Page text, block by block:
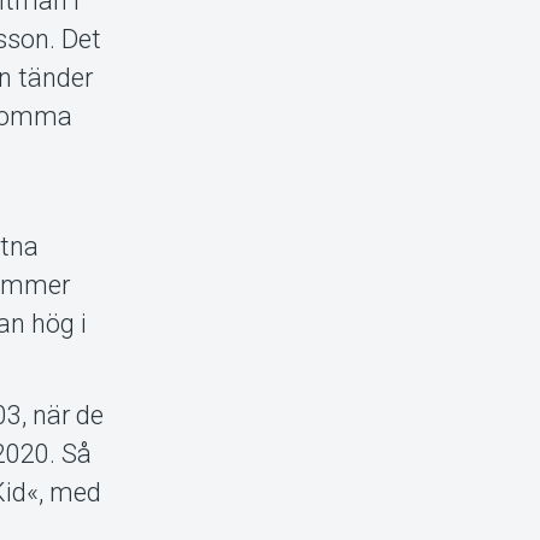
Det
tänder
hög i
när de
Så
med